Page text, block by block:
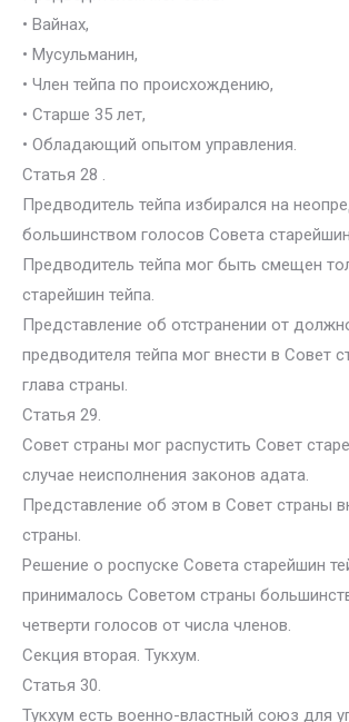
• Вайнах,
• Мусульманин,
• Член тейпа по происхождению,
• Старше 35 лет,
• Обладающий опытом управления.
Статья 28 .
Предводитель тейпа избирался на
большинством голосов Совета
Предводитель тейпа мог быть смещен
старейшин тейпа.
Представление об отстранении от
предводителя тейпа мог внести в Совет
глава страны.
Статья 29.
Совет страны мог распустить Совет
случае неисполнения законов адата.
Представление об этом в Совет страны
страны.
Решение о роспуске Совета старейшин
принималось Советом страны
четверти голосов от числа членов.
Секция вторая. Тукхум.
Статья 30.
Тукхум есть военно-властный союз для